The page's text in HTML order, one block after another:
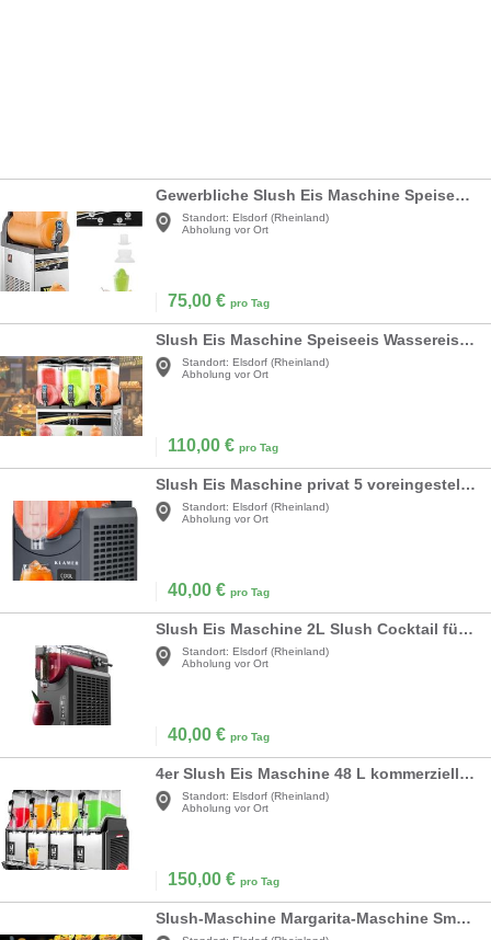
Gewerbliche Slush Eis Maschine Speiseeis Wassereis 1 Geschmacksrichtung 15 l Slusheis Maschine
Standort: Elsdorf (Rheinland)
Abholung vor Ort
75,00 € pro Tag
Slush Eis Maschine Speiseeis Wassereis Slusheismaschine 3 Geschmacksrichtungen 3 x 15 l
Standort: Elsdorf (Rheinland)
Abholung vor Ort
110,00 € pro Tag
Slush Eis Maschine privat 5 voreingestellte Programme Slushie Cocktail Milchshake Frappé Wein
Standort: Elsdorf (Rheinland)
Abholung vor Ort
40,00 € pro Tag
Slush Eis Maschine 2L Slush Cocktail für Zuhause keine Eiswürfel erforderlich Selbstreinigend 5/1
Standort: Elsdorf (Rheinland)
Abholung vor Ort
40,00 € pro Tag
4er Slush Eis Maschine 48 L kommerzieller Slush-Eisbereiter Slusheis Slushy-Maker 4 x 12 1500 W
Standort: Elsdorf (Rheinland)
Abholung vor Ort
150,00 € pro Tag
Slush-Maschine Margarita-Maschine Smoothie gewerblich 36l Einzelschüssel 75 Tassen 1100W Edelstahl